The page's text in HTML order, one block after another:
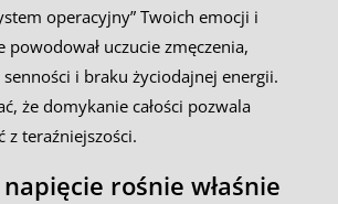
operacyjny” Twoich emocji i
powodował uczucie zmęczenia,
i braku życiodajnej energii.
że domykanie całości pozwala
z teraźniejszości.
rośnie właśnie